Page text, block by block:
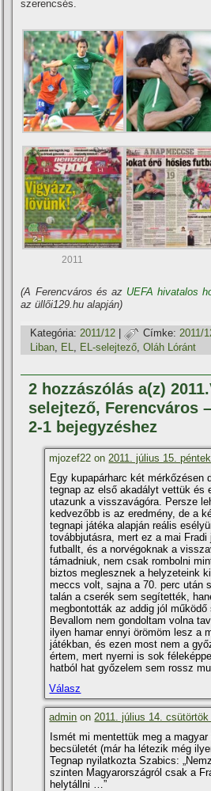
szerencsés.
2011
(A Ferencváros és az UEFA hivatalos
az üllői129.hu alapján)
Kategória: 2011/12 | Címke: 2011/
Liban
EL EL-selejtező ,Oláh Lóránt
2 hozzászólás a(z)
selejtező, Ferencváros
2-1 bejegyzéshez
mjozef22 on 2011. július 15.
Egy kupapárharc két mérkőzésen
tegnap az első akadályt vettük és
utazunk a visszavágóra. Persze
kedvezőbb is az eredmény, de a
tegnapi játéka alapján reális
továbbjutásra, mert ez a mai Fradi
futballt, és a norvégoknak a
támadniuk, nem csak rombolni
biztos meglesznek a helyzeteink
meccs volt, sajna a 70. perc után
talán a cserék sem segí­tették,
megbontották az addig jól működő
Bevallom nem gondoltam volna
ilyen hamar ennyi örömöm lesz a
játékban, és ezen most nem a
értem, mert nyerni is sok
hatból hat győzelem sem rossz
Válasz
admin on 2011. július 14. csütörtök
Ismét mi mentettük meg a magyar
becsületét (már ha létezik még
Tegnap nyilatkozta Szabics:
szinten Magyarországról csak a
helytállni …”